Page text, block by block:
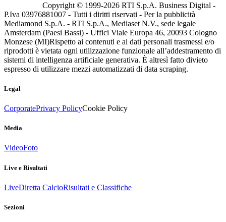
Copyright © 1999-2026 RTI S.p.A. Business Digital -
P.Iva 03976881007 - Tutti i diritti riservati - Per la pubblicità
Mediamond S.p.A. - RTI S.p.A., Mediaset N.V., sede legale
Amsterdam (Paesi Bassi) - Uffici Viale Europa 46, 20093 Cologno
Monzese (MI)Rispetto ai contenuti e ai dati personali trasmessi e/o
riprodotti è vietata ogni utilizzazione funzionale all’addestramento di
sistemi di intelligenza artificiale generativa. È altresì fatto divieto
espresso di utilizzare mezzi automatizzati di data scraping.
Legal
CorporatePrivacy PolicyCookie Policy
Media
VideoFoto
Live e Risultati
LiveDiretta CalcioRisultati e Classifiche
Sezioni